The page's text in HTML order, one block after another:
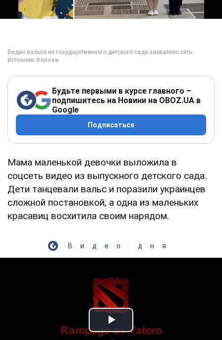
Будьте первыми в курсе главного –
подпишитесь на Новини на OBOZ.UA в
Google
Подписаться
Мама маленькой девочки выложила в
соцсеть видео из выпускного детского сада.
Дети танцевали вальс и поразили украинцев
сложной постановкой, а одна из маленьких
красавиц восхитила своим нарядом.
Видео дня
Play Video